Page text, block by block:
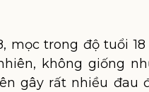
mọc trong độ tuổi
không giống
gây rất nhiều đau